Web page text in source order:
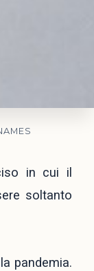
in cui il
soltanto
pandemia.